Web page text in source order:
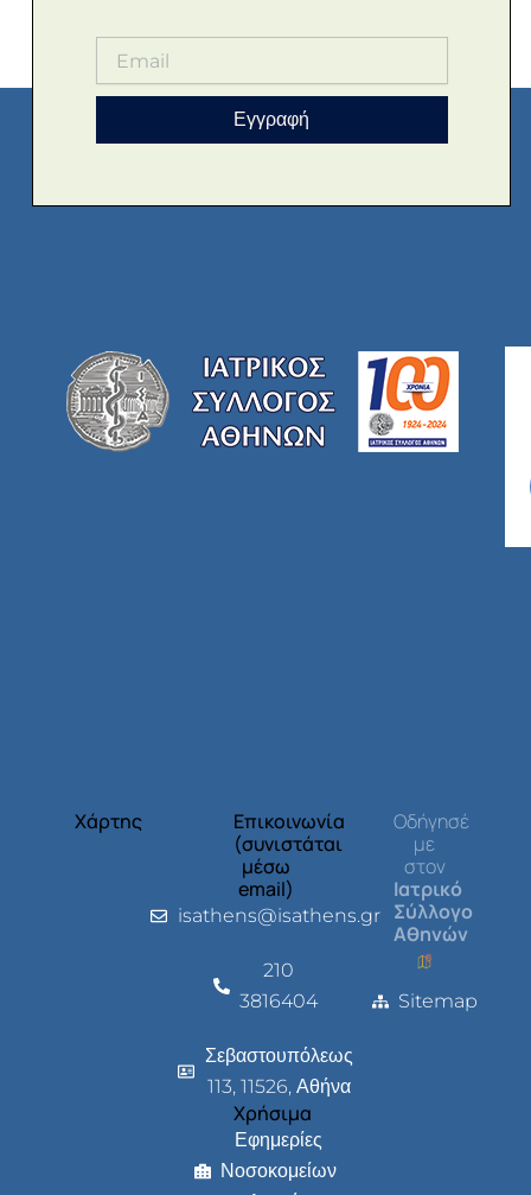
Εγγραφή
Χάρτης
Επικοινωνία
(συνιστάται
μέσω
email)
isathens@isathens.gr
210
3816404
Σεβαστουπόλεως
113, 11526, Αθήνα
Χρήσιμα
Εφημερίες
Νοσοκομείων
Οδήγησέ
με
στον
Ιατρικό
Σύλλογο
Αθηνών
Sitemap